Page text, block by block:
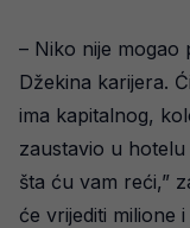
– Niko nije
Džekina karijera.
ima kapitalnog,
zaustavio u
šta ću vam reći,”
će vrijediti milione